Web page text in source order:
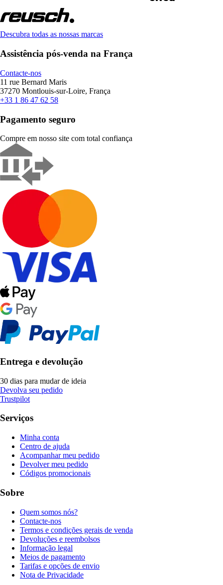
Descubra todas as nossas marcas
Assistência pós-venda na França
Contacte-nos
11 rue Bernard Maris
37270 Montlouis-sur-Loire, França
+33 1 86 47 62 58
Pagamento seguro
Compre em nosso site com total confiança
Entrega e devolução
30 dias para mudar de ideia
Devolva seu pedido
Trustpilot
Serviços
Minha conta
Centro de ajuda
Acompanhar meu pedido
Devolver meu pedido
Códigos promocionais
Sobre
Quem somos nós?
Contacte-nos
Termos e condições gerais de venda
Devoluções e reembolsos
Informação legal
Meios de pagamento
Tarifas e opções de envio
Nota de Privacidade